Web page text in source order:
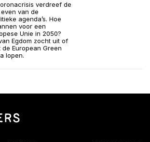
verdreef de
van de
agenda’s. Hoe
voor een
Unie in 2050?
Egdom zocht uit of
European Green
lopen.